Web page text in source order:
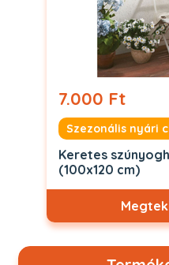
7.000 Ft
Szezonális nyári
Keretes
(100x120 cm)